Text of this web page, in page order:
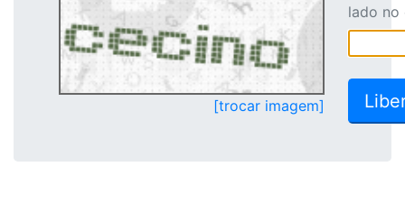
[trocar imagem]
lado no